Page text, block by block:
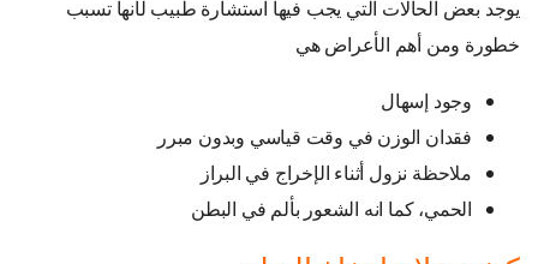
يوجد بعض الحالات التي يجب فيها استشارة طبيب لأنها تسبب
خطورة ومن أهم الأعراض هي
وجود إسهال
فقدان الوزن في وقت قياسي وبدون مبرر
ملاحظة نزول أثناء الإخراج في البراز
الحمي، كما انه الشعور بألم في البطن